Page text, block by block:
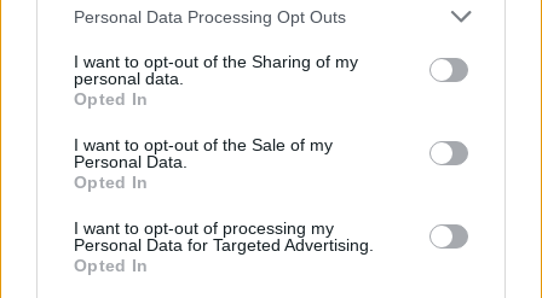
Please note that this website/app uses one or more Google
not limited to your visit or usage behaviour. You may click to
grant or deny consent to Google and its third-party tags to
use your data for below specified purposes in below Google
consent section.
Personal Data Processing Opt Outs
I want to opt-out of the Sharing of my
personal data.
Opted In
I want to opt-out of the Sale of my
Personal Data.
Opted In
I want to opt-out of processing my
Personal Data for Targeted Advertising.
Opted In
ΠΑΟΚ – Άντερλεχτ 0-1: Οι Θεσσαλονικείς
θα ψάξουν την ανατροπή στο Βέλγιο
Πιο σχολιασμένα
Έφυγαν οι συνεργάτες, μένει η Μαρία
«Ελπίδα για τη Δημοκρατία»
Canadair 515: Οι πρώτες εικόνες από την